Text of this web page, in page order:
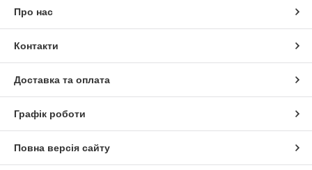
Про нас
Контакти
Доставка та оплата
Графік роботи
Повна версія сайту